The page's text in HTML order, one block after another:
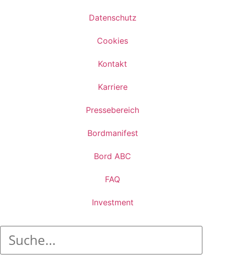
Datenschutz
Cookies
Kontakt
Karriere
Pressebereich
Bordmanifest
Bord ABC
FAQ
Investment